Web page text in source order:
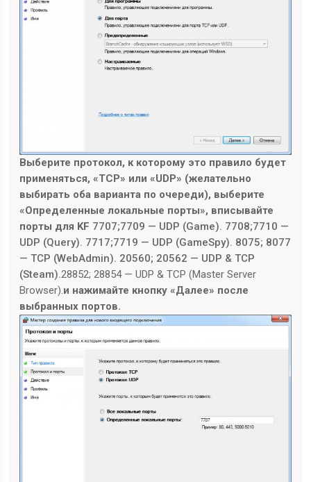
Выберите протокол, к которому это правило будет
применяться, «TCP» или «UDP» (желательно
выбирать оба варианта по очереди), выберите
«Определенные локальные порты», вписывайте
порты для KF 7707;7709 — UDP (Game). 7708;7710 —
UDP (Query). 7717;7719 — UDP (GameSpy). 8075; 8077
— TCP (WebAdmin). 20560; 20562 — UDP & TCP
(Steam).28852;28854—UDP &TCP (Master Server
Browser).и нажимайте кнопку «Далее» после
выбранных портов.